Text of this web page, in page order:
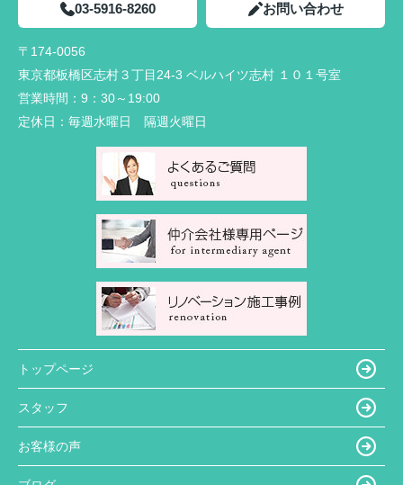
03-5916-8260 お問い合わせ
〒174-0056
東京都板橋区志村３丁目24-3 ベルハイツ志村 １０１号室
営業時間： 9：30～19:00
定休日： 毎週水曜日 隔週火曜日
トップページ
スタッフ
お客様の声